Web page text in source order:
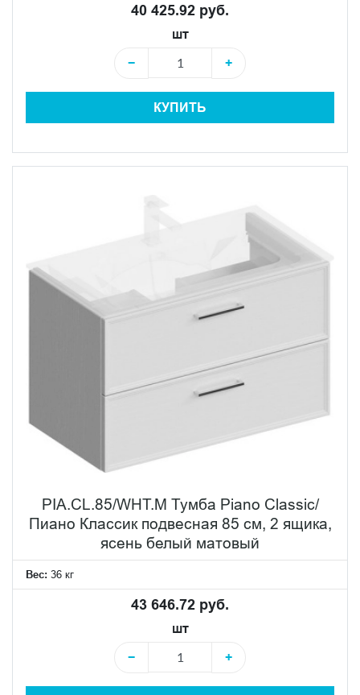
40 425.92 руб.
шт
−
+
КУПИТЬ
PIA.CL.85/WHT.M Тумба Piano Classic/
Пиано Классик подвесная 85 см, 2 ящика,
ясень белый матовый
Вес: 36 кг
43 646.72 руб.
шт
−
+